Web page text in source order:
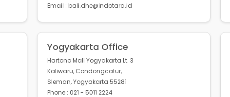
Email : bali.dhe@indotara.id
Yogyakarta Office
Hartono Mall Yogyakarta Lt. 3
Kaliwaru, Condongcatur,
Sleman, Yogyakarta 55281
Phone : 021 - 5011 2224